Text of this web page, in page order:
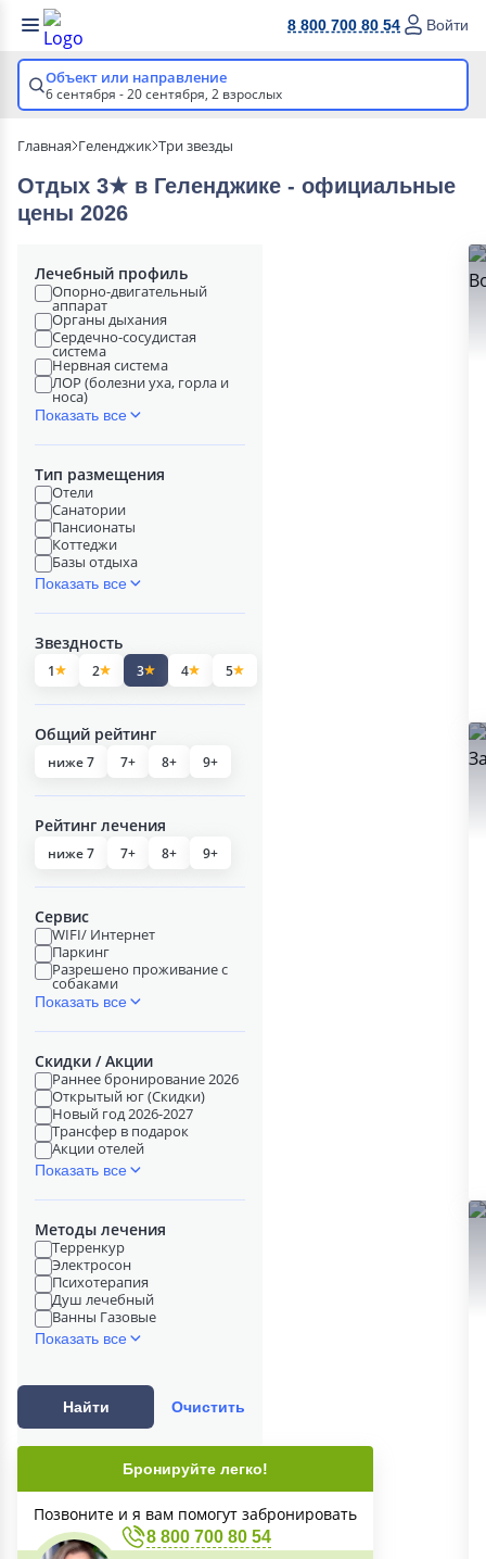
8 800 700 80 54 Войти
Объект или направление
6 сентября - 20 сентября, 2 взрослых
Главная Геленджик Три звезды
Отдых 3★ в Геленджике - официальные
цены 2026
Лечебный профиль
Опорно-двигательный
аппарат
Органы дыхания
Сердечно-сосудистая
система
Нервная система
ЛОР (болезни уха, горла и
носа)
Показать все
Тип размещения
Отели
Санатории
Пансионаты
Коттеджи
Базы отдыха
Показать все
Звездность
1 2 3 4 5
Общий рейтинг
ниже 7 7+ 8+ 9+
Рейтинг лечения
ниже 7 7+ 8+ 9+
Сервис
WIFI/ Интернет
Паркинг
Разрешено проживание с
собаками
Показать все
Скидки / Акции
Раннее бронирование 2026
Открытый юг (Скидки)
Новый год 2026-2027
Трансфер в подарок
Акции отелей
Показать все
Методы лечения
Терренкур
Электросон
Психотерапия
Душ лечебный
Ванны Газовые
Показать все
Найти Очистить
Бронируйте легко!
Позвоните и я вам помогут забронировать
8 800 700 80 54